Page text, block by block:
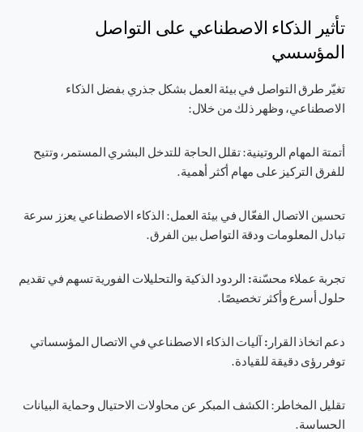
تأثير الذكاء الاصطناعي على التواصل
المؤسسي
تغيّر طرق التواصل في بيئة العمل بشكل جذري بفضل الذكاء
الاصطناعي، وظهر ذلك من خلال:
أتمتة المهام الروتينية: تقلل الحاجة للتدخل البشري المستمر، وتتيح
للفرق التركيز على مهام أكثر أهمية.
تحسين الاتصال الفعّال في بيئة العمل: الذكاء الاصطناعي يعزز سرعة
تبادل المعلومات ودقة التواصل بين الفرق.
تجربة عملاء محسّنة: الردود الذكية والتحليلات الفورية تسهم في تقديم
حلول أسرع وأكثر تخصيصًا.
دعم اتخاذ القرار: آليات الذكاء الاصطناعي في الاتصال المؤسساتي
توفر رؤى دقيقة للقيادة.
تقليل المخاطر : الكشف المبكر عن محاولات الاحتيال وحماية البيانات
الحساسة.